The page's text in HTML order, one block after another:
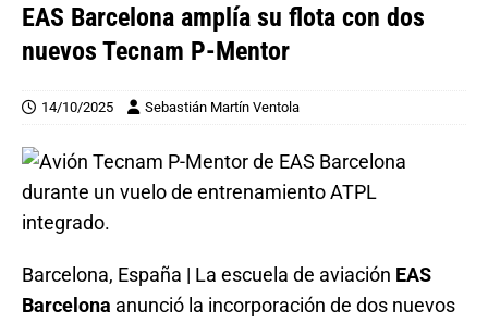
EAS Barcelona amplía su flota con dos
nuevos Tecnam P-Mentor
14/10/2025 Sebastián Martín Ventola
Barcelona, España | La escuela de aviación EAS
Barcelona anunció la incorporación de dos nuevos